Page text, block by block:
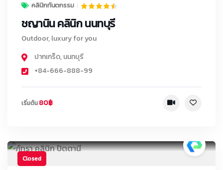
คลินิกทันตกรรม
ชญานิน คลินิก นนทบุรี
Outdoor, luxury for you
ปากเกร็ด,นนทบุรี
+84-666-888-99
เริ่มต้น80฿
Closed